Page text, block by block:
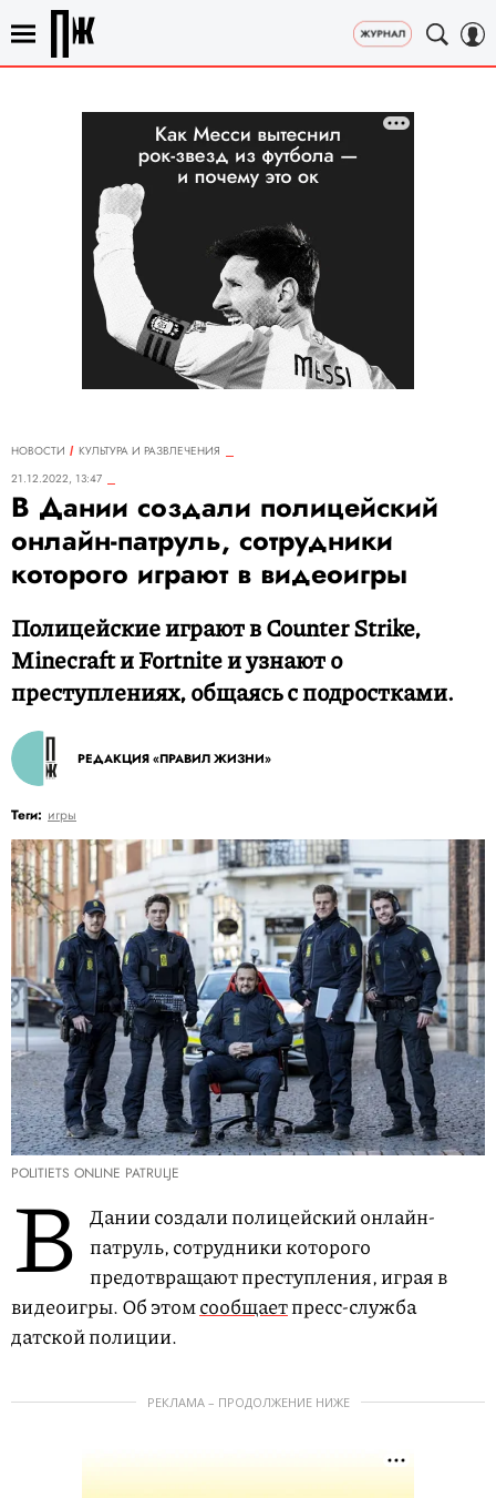
НОВОСТИ
КУЛЬТУРА И РАЗВЛЕЧЕНИЯ
21.12.2022, 13:47
В Дании создали полицейский
онлайн-патруль, сотрудники
которого играют в видеоигры
Полицейские играют в Counter Strike,
Minecraft и Fortnite и узнают о
преступлениях, общаясь с подростками.
РЕДАКЦИЯ «ПРАВИЛ ЖИЗНИ»
Теги: игры
POLITIETS ONLINE PATRULJE
В Дании создали полицейский онлайн-
патруль, сотрудники которого
предотвращают преступления, играя в
видеоигры. Об этомсообщаетпресс-служба
датской полиции.
РЕКЛАМА – ПРОДОЛЖЕНИЕ НИЖЕ